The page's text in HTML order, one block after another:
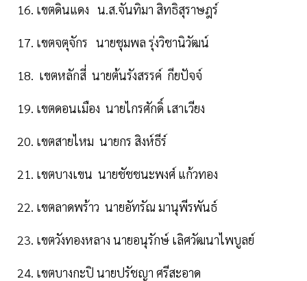
16. เขตดินแดง น.ส.จันทิมา สิทธิสุราษฎร์
17. เขตจตุจักร นายชุมพล รุ่งวิชานิวัฒน์
18. เขตหลักสี่ นายต้นรังสรรค์ กียปัจจ์
19. เขตดอนเมือง นายไกรศักดิ์ เสาเวียง
20. เขตสายไหม นายกร สิงห์ธีร์
21. เขตบางเขน นายชัชชนะพงศ์ แก้วทอง
22. เขตลาดพร้าว นายอัทรัณ มานุพีรพันธ์
23. เขตวังทองหลาง นายอนุรักษ์ เลิศวัฒนาไพบูลย์
24. เขตบางกะปิ นายปรัชญา ศรีสะอาด